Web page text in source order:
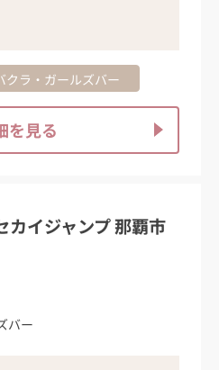
クラ・ガールズバー
を見る
イジャンプ 那覇市
バー